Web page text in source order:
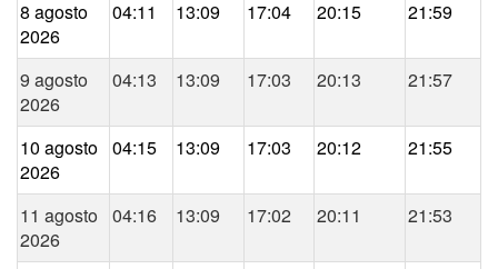
8 agosto
2026
04:11 13:09 17:04 20:15 21:59
9 agosto
2026
04:13 13:09 17:03 20:13 21:57
10 agosto
2026
04:15 13:09 17:03 20:12 21:55
11 agosto
2026
04:16 13:09 17:02 20:11 21:53